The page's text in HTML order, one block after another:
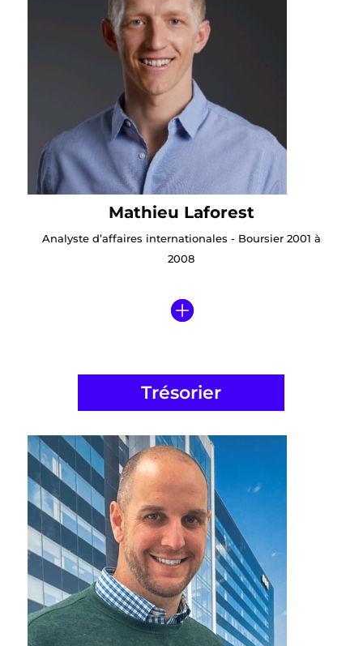
Mathieu Laforest
Analyste d’affaires internationales - Boursier 2001 à
2008
Trésorier